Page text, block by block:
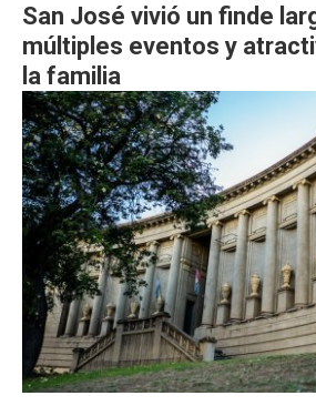
San José vivió un finde
múltiples eventos y
la familia